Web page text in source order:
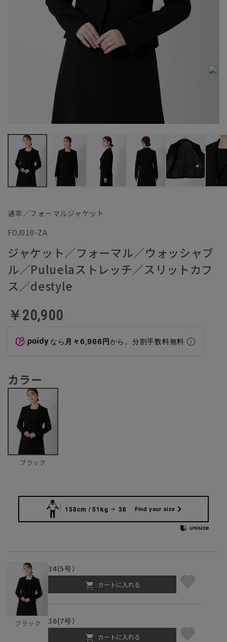
通年／フォーマルジャケット
FOJ010-ZA
ジャケット／フォーマル／ウォッシャブ
ル／Puluelaストレッチ／スリットカフ
ス／destyle
￥20,900
なら 月々6,966円から。分割手数料無料
カラー
ブラック
158cm / 51kg 38 Find your size
ブラック
34(5号）
カートに入れる
36(7号）
カートに入れる